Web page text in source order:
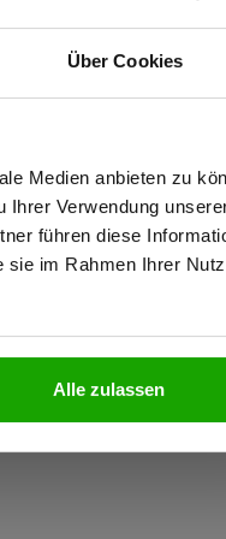
Über Cookies
Medien anbieten zu
Ihrer Verwendung
führen diese
sie im Rahmen Ihrer
Alle zulassen
20.000 g/m²/24h
PFAS